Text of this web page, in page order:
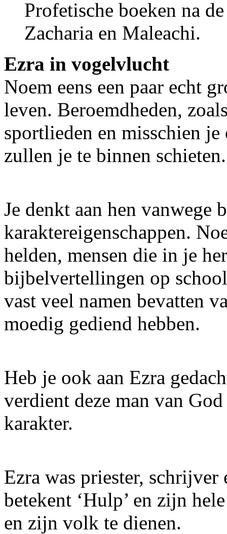
Profetische boeken na
Zacharia en Maleachi.
Ezra in vogelvlucht
Noem eens een paar echt
leven. Beroemdheden,
sportlieden en misschien
zullen je te binnen schieten.
Je denkt aan hen vanwege
karaktereigenschappen.
helden, mensen die in je
bijbelvertellingen op
vast veel namen bevatten
moedig gediend hebben.
Heb je ook aan Ezra
verdient deze man van
karakter.
Ezra was priester,
betekent ‘Hulp’ en zijn
en zijn volk te dienen.